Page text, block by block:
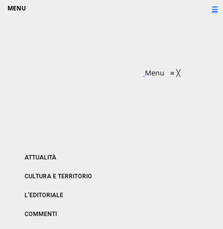
Menu ≡ ╳
ATTUALITÀ
CULTURA E TERRITORIO
L’EDITORIALE
COMMENTI
☰